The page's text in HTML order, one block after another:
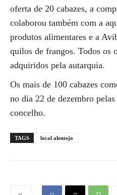
oferta de 20 cabazes, a
colaborou também com a
produtos alimentares e a
quilos de frangos. Todos os
adquiridos pela autarquia.
Os mais de 100 cabazes
no dia 22 de dezembro
concelho.
TAGS local alentejo